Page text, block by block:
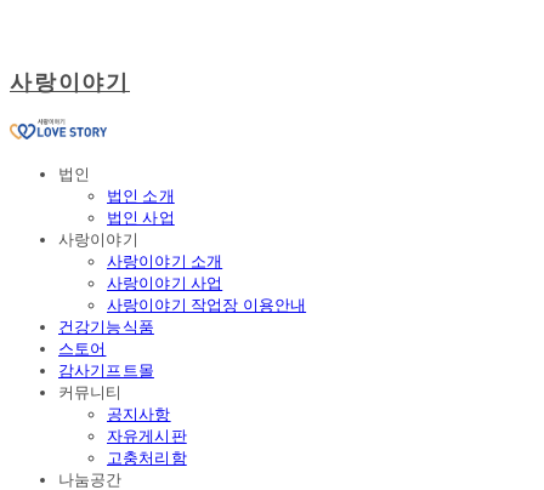
사랑이야기
법인
법인 소개
법인 사업
사랑이야기
사랑이야기 소개
사랑이야기 사업
사랑이야기 작업장 이용안내
건강기능식품
스토어
감사기프트몰
커뮤니티
공지사항
자유게시판
고충처리함
나눔공간